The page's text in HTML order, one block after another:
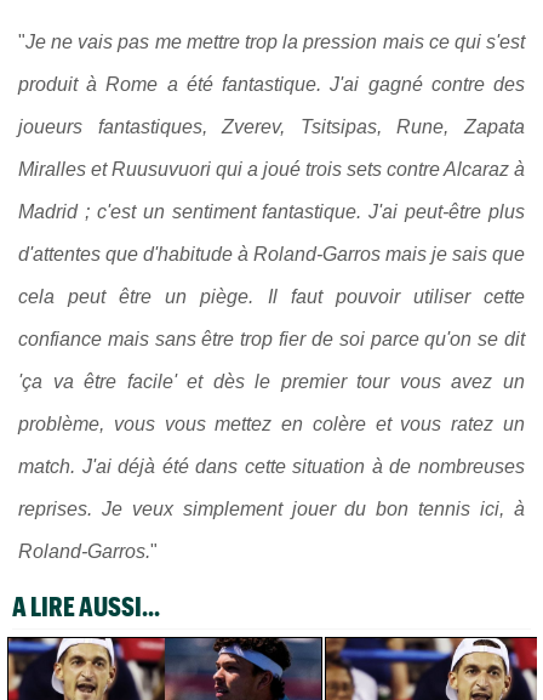
"Je ne vais pas me mettre trop la pression mais ce qui s'est
produit à Rome a été fantastique. J'ai gagné contre des
joueurs fantastiques, Zverev, Tsitsipas, Rune, Zapata
Miralles et Ruusuvuori qui a joué trois sets contre Alcaraz à
Madrid ; c'est un sentiment fantastique. J'ai peut-être plus
d'attentes que d'habitude à Roland-Garros mais je sais que
cela peut être un piège. Il faut pouvoir utiliser cette
confiance mais sans être trop fier de soi parce qu'on se dit
'ça va être facile' et dès le premier tour vous avez un
problème, vous vous mettez en colère et vous ratez un
match. J'ai déjà été dans cette situation à de nombreuses
reprises. Je veux simplement jouer du bon tennis ici, à
Roland-Garros."
A LIRE AUSSI...